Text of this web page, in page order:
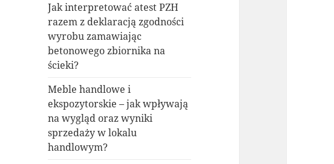
Jak interpretować atest PZH
razem z deklaracją zgodności
wyrobu zamawiając
betonowego zbiornika na
ścieki?
Meble handlowe i
ekspozytorskie – jak wpływają
na wygląd oraz wyniki
sprzedaży w lokalu
handlowym?